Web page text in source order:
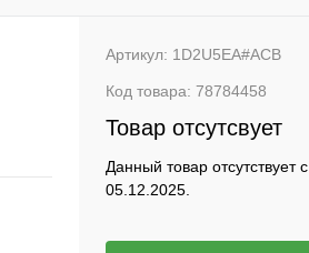
Артикул: 1D2U5EA#ACB
Код товара: 78784458
Товар отсутсвует
Данный товар отсутствует с
05.12.2025.